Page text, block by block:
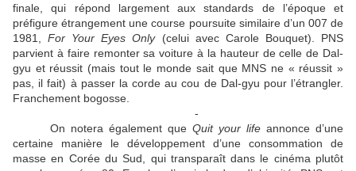
finale, qui répond largement aux standards de l’époque et
préfigure étrangement une course poursuite similaire d’un 007 de
1981,For Your Eyes Only(celui avec Carole Bouquet). PNS
parvient à faire remonter sa voiture à la hauteur de celle de Dal-
gyu et réussit (mais tout le monde sait que MNS ne « réussit »
pas, il fait) à passer la corde au cou de Dal-gyu pour l’étrangler.
Franchement bogosse.
-
On notera également queQuit your life annonce d’une
certaine manière le développement d’une consommation de
masse en Corée du Sud, qui transparaît dans le cinéma plutôt